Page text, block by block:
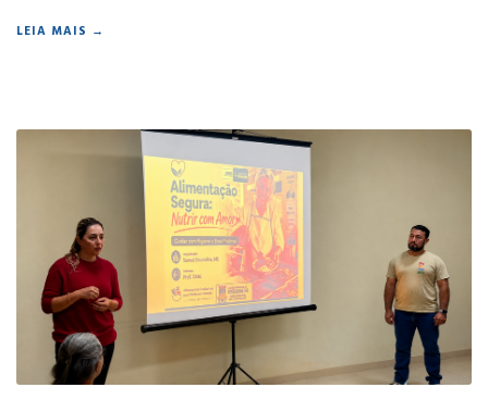
LEIA MAIS →